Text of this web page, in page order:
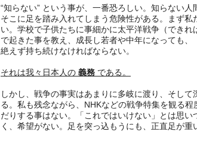
“知らない” という事が、一番恐ろしい。知らない人
そこに足を踏み入れてしまう危険性がある。まず私
い。学校で子供たちに事細かに太平洋戦争（できれ
で起きた事を教え、成長し若者や中年になっても
絶えず持ち続けなければならない。
それは我々日本人の 義務 である。
しかし、戦争の事実はあまりに多岐に渡り、そし
る。私も残念ながら、NHKなどの戦争特集を観る
だりする事はない。「これではいけない」とは思
く、希望がない。足を突っ込もうにも、正直足が重